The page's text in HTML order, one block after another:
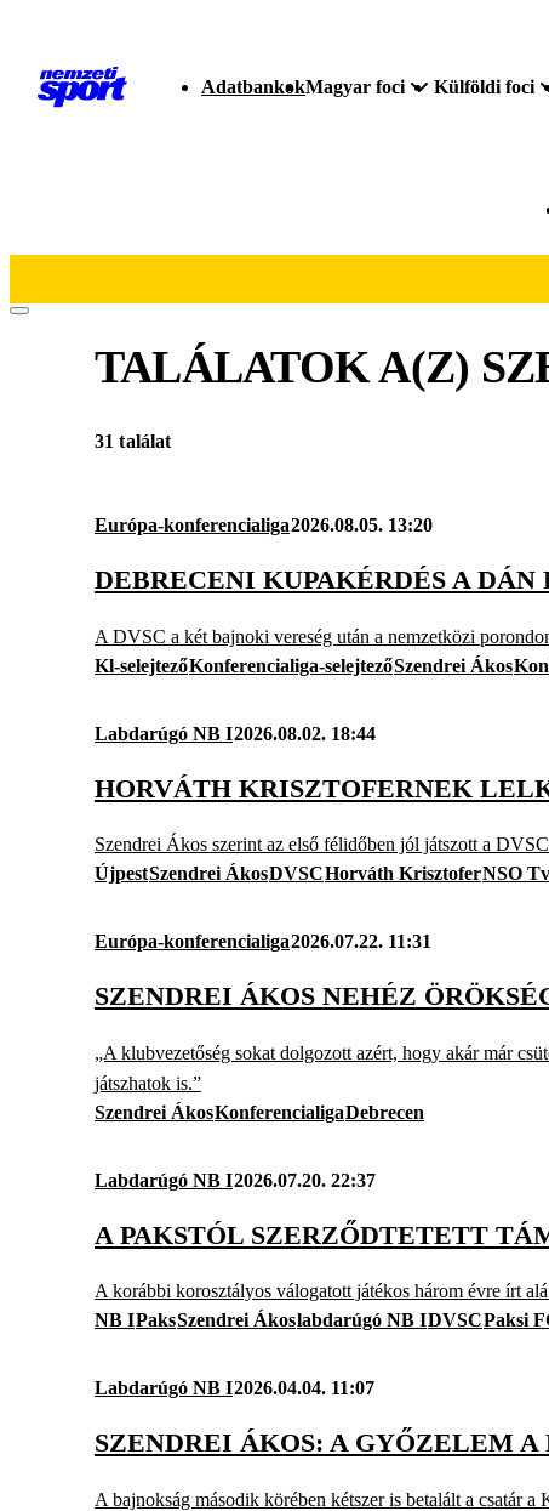
AdatbankokMagyar foci Külföldi foci
TALÁLATOK A(Z)
31 találat
Európa-konferencialiga2026.08.05. 13:20
DEBRECENI KUPAKÉRDÉS A
A DVSC a két bajnoki vereség után a nemzetközi
Kl-selejtezőKonferencialiga-selejtezőSzendrei Ákos
Labdarúgó NB I2026.08.02. 18:44
HORVÁTH KRISZTOFERNEK
Szendrei Ákos szerint az első félidőben jól játszott a
ÚjpestSzendrei ÁkosDVSCHorváth KrisztoferNSO Tv
Európa-konferencialiga2026.07.22. 11:31
SZENDREI ÁKOS NEHÉZ
„A klubvezetőség sokat dolgozott azért, hogy akár már
játszhatok is.”
Szendrei ÁkosKonferencialigaDebrecen
Labdarúgó NB I2026.07.20. 22:37
A PAKSTÓL SZERZŐDTETETT
A korábbi korosztályos válogatott játékos három évre írt
NB IPaksSzendrei Ákoslabdarúgó NB IDVSCPaksi
Labdarúgó NB I2026.04.04. 11:07
SZENDREI ÁKOS: A GYŐZELEM A
A bajnokság második körében kétszer is betalált a csatár